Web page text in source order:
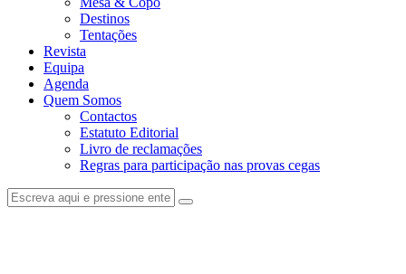
Destinos
Tentações
Revista
Equipa
Agenda
Quem Somos
Contactos
Estatuto Editorial
Livro de reclamações
Regras para participação nas provas cegas